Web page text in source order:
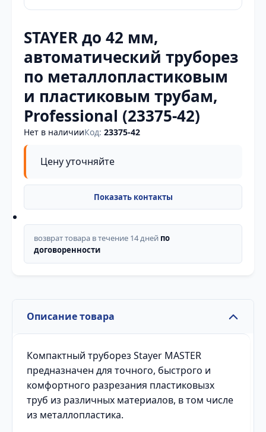
STAYER до 42 мм,
автоматический труборез
по металлопластиковым
и пластиковым трубам,
Professional (23375-42)
Нет в наличииКод: 23375-42
Цену уточняйте
возврат товара в течение 14 дней по
договоренности
Описание товара
Компактный труборез Stayer MASTER
предназначен для точного, быстрого и
комфортного разрезания пластиковызх
труб из различных материалов, в том числе
из металлопластика.